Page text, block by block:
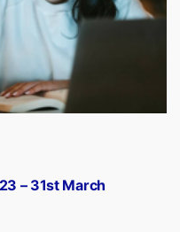
– 31st March